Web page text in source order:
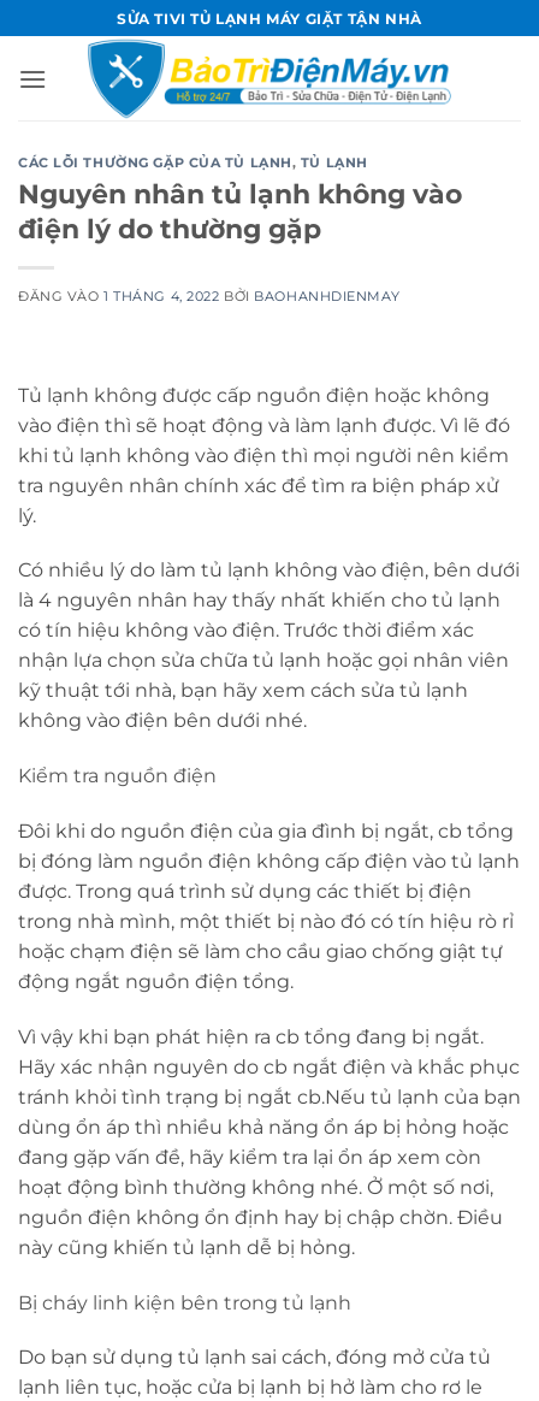
qua
nội
SỬA TIVI TỦ LẠNH MÁY GIẶT TẬN NHÀ
CÁC LỖI THƯỜNG GẶP CỦA TỦ LẠNH, TỦ LẠNH
Nguyên nhân tủ lạnh không vào
điện lý do thường gặp
ĐĂNG VÀO1 THÁNG 4, 2022 BỞI BAOHANHDIENMAY
Tủ lạnh không được cấp nguồn điện hoặc không
vào điện thì sẽ hoạt động và làm lạnh được. Vì lẽ đó
khi tủ lạnh không vào điện thì mọi người nên kiểm
tra nguyên nhân chính xác để tìm ra biện pháp xử
lý.
Có nhiều lý do làm tủ lạnh không vào điện, bên dưới
là 4 nguyên nhân hay thấy nhất khiến cho tủ lạnh
có tín hiệu không vào điện. Trước thời điểm xác
nhận lựa chọn sửa chữa tủ lạnh hoặc gọi nhân viên
kỹ thuật tới nhà, bạn hãy xem cách sửa tủ lạnh
không vào điện bên dưới nhé.
Kiểm tra nguồn điện
Đôi khi do nguồn điện của gia đình bị ngắt, cb tổng
bị đóng làm nguồn điện không cấp điện vào tủ lạnh
được. Trong quá trình sử dụng các thiết bị điện
trong nhà mình, một thiết bị nào đó có tín hiệu rò rỉ
hoặc chạm điện sẽ làm cho cầu giao chống giật tự
động ngắt nguồn điện tổng.
Vì vậy khi bạn phát hiện ra cb tổng đang bị ngắt.
Hãy xác nhận nguyên do cb ngắt điện và khắc phục
tránh khỏi tình trạng bị ngắt cb.Nếu tủ lạnh của bạn
dùng ổn áp thì nhiều khả năng ổn áp bị hỏng hoặc
đang gặp vấn đề, hãy kiểm tra lại ổn áp xem còn
hoạt động bình thường không nhé. Ở một số nơi,
nguồn điện không ổn định hay bị chập chờn. Điều
này cũng khiến tủ lạnh dễ bị hỏng.
Bị cháy linh kiện bên trong tủ lạnh
Do bạn sử dụng tủ lạnh sai cách, đóng mở cửa tủ
lạnh liên tục, hoặc cửa bị lạnh bị hở làm cho rơ le